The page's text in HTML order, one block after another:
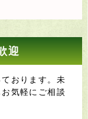
迎
おります。未
気軽にご相談